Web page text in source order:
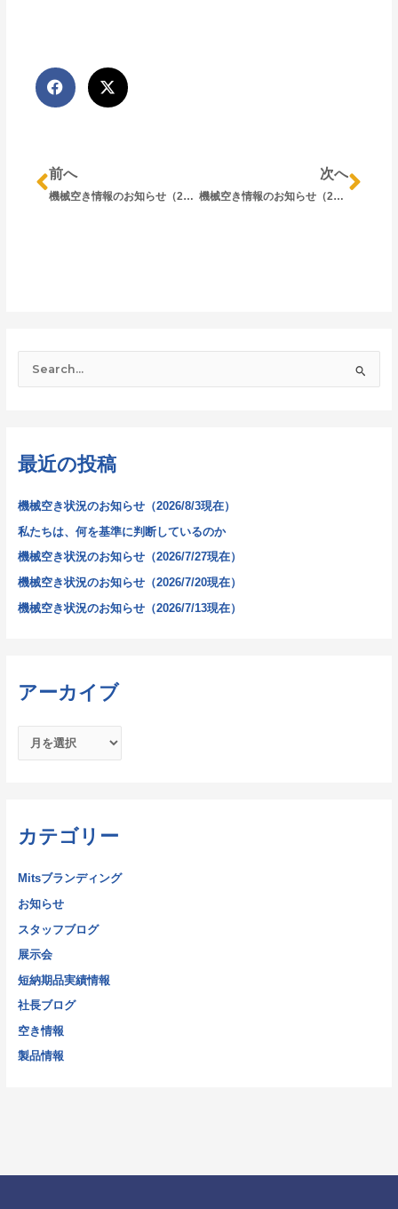
前へ
機械空き情報のお知らせ（2025/4/21現在）
次へ
機械空き情報のお知らせ（2025/5/7現在）
:最近の投稿
機械空き状況のお知らせ（2026/8/3現在）
私たちは、何を基準に判断しているのか
機械空き状況のお知らせ（2026/7/27現在）
機械空き状況のお知らせ（2026/7/20現在）
機械空き状況のお知らせ（2026/7/13現在）
アーカイブ
カテゴリー
Mitsブランディング
お知らせ
スタッフブログ
展示会
短納期品実績情報
社長ブログ
空き情報
製品情報